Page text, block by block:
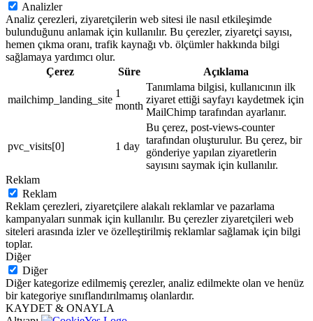
Analizler
Analiz çerezleri, ziyaretçilerin web sitesi ile nasıl etkileşimde
bulunduğunu anlamak için kullanılır. Bu çerezler, ziyaretçi sayısı,
hemen çıkma oranı, trafik kaynağı vb. ölçümler hakkında bilgi
sağlamaya yardımcı olur.
Çerez
Süre Açıklama
mailchimp_landing_site
1
month
Tanımlama bilgisi, kullanıcının ilk
ziyaret ettiği sayfayı kaydetmek için
MailChimp tarafından ayarlanır.
pvc_visits[0] 1 day
Bu çerez, post-views-counter
tarafından oluşturulur. Bu çerez, bir
gönderiye yapılan ziyaretlerin
sayısını saymak için kullanılır.
Reklam
Reklam
Reklam çerezleri, ziyaretçilere alakalı reklamlar ve pazarlama
kampanyaları sunmak için kullanılır. Bu çerezler ziyaretçileri web
siteleri arasında izler ve özelleştirilmiş reklamlar sağlamak için bilgi
toplar.
Diğer
Diğer
Diğer kategorize edilmemiş çerezler, analiz edilmekte olan ve henüz
bir kategoriye sınıflandırılmamış olanlardır.
KAYDET & ONAYLA